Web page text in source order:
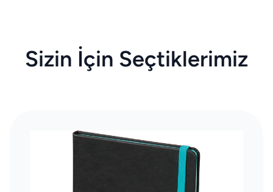
Sizin İçin Seçtiklerimiz